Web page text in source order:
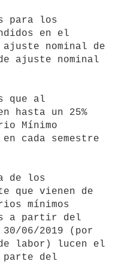
en el
nominal de
ajuste nominal
hasta un 25%
Mínimo
cada semestre
que vienen de
mínimos
a partir del
06/2019 (por
de labor) lucen el
parte del